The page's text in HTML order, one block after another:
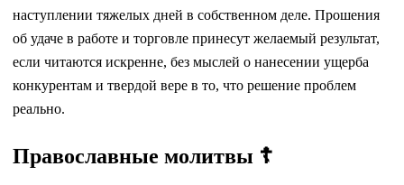
наступлении тяжелых дней в собственном деле. Прошения
об удаче в работе и торговле принесут желаемый результат,
если читаются искренне, без мыслей о нанесении ущерба
конкурентам и твердой вере в то, что решение проблем
реально.
Православные молитвы ☦